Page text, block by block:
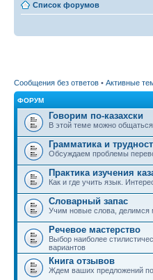
Список форумов
Сообщения без ответов • Активные
ФОРУМ
Говорим по-казахски
В этой теме можно
Грамматика и
Обсуждаем проблемы
Практика изучения
Как и где учить язык.
Словарный запас
Учим новые слова, делимся
Речевое мастерство
Выбор наиболее
вариантов
Книга отзывов
Ждем ваших предложений по